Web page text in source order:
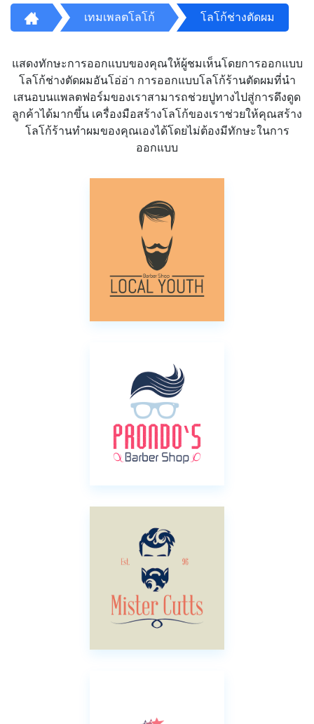
เทมเพลตโลโก้ โลโก้ช่างตัดผม
แสดงทักษะการออกแบบของคุณให้ผู้ชมเห็นโดยการออกแบบ
โลโก้ช่างตัดผมอันโอ่อ่า การออกแบบโลโก้ร้านตัดผมที่นำ
เสนอบนแพลตฟอร์มของเราสามารถช่วยปูทางไปสู่การดึงดูด
ลูกค้าได้มากขึ้น เครื่องมือสร้างโลโก้ของเราช่วยให้คุณสร้าง
โลโก้ร้านทำผมของคุณเองได้โดยไม่ต้องมีทักษะในการ
ออกแบบ